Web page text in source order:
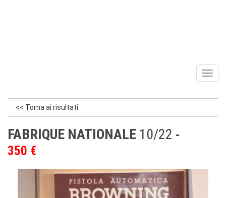
<< Torna ai risultati
FABRIQUE NATIONALE 10/22
350 €